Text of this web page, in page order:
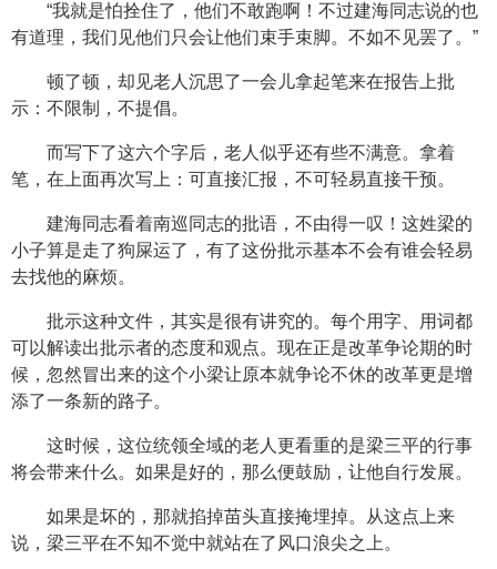
“我就是怕拴住了，他们不敢跑啊！不过建海同志说的也
有道理，我们见他们只会让他们束手束脚。不如不见罢了。”
顿了顿，却见老人沉思了一会儿拿起笔来在报告上批
示：不限制，不提倡。
而写下了这六个字后，老人似乎还有些不满意。拿着
笔，在上面再次写上：可直接汇报，不可轻易直接干预。
建海同志看着南巡同志的批语，不由得一叹！这姓梁的
小子算是走了狗屎运了，有了这份批示基本不会有谁会轻易
去找他的麻烦。
批示这种文件，其实是很有讲究的。每个用字、用词都
可以解读出批示者的态度和观点。现在正是改革争论期的时
候，忽然冒出来的这个小梁让原本就争论不休的改革更是增
添了一条新的路子。
这时候，这位统领全域的老人更看重的是梁三平的行事
将会带来什么。如果是好的，那么便鼓励，让他自行发展。
如果是坏的，那就掐掉苗头直接掩埋掉。从这点上来
说，梁三平在不知不觉中就站在了风口浪尖之上。